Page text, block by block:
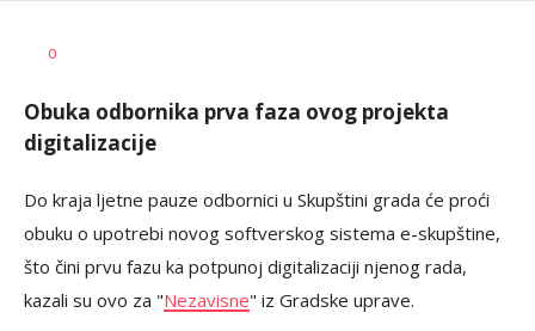
AUTOR
0
Obuka odbornika prva faza ovog projekta
digitalizacije
Do kraja ljetne pauze odbornici u Skupštini grada će proći
obuku o upotrebi novog softverskog sistema e-skupštine,
što čini prvu fazu ka potpunoj digitalizaciji njenog rada,
kazali su ovo za "Nezavisne" iz Gradske uprave.